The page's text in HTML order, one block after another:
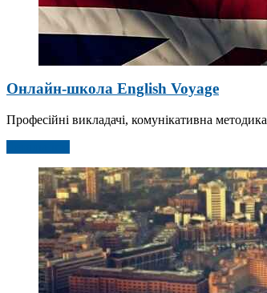
Онлайн-школа English Voyage
Професійні викладачі, комунікативна методика